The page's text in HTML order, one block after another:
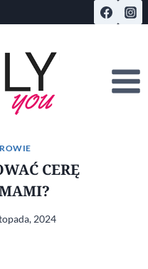
CERĘ
2024